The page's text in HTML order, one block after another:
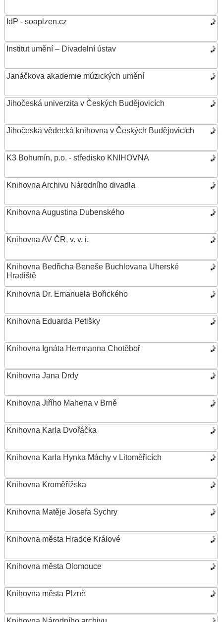
IdP - soaplzen.cz
Institut umění – Divadelní ústav
Janáčkova akademie múzických umění
Jihočeská univerzita v Českých Budějovicích
Jihočeská vědecká knihovna v Českých Budějovicích
K3 Bohumín, p.o. - středisko KNIHOVNA
Knihovna Archivu Národního divadla
Knihovna Augustina Dubenského
Knihovna AV ČR, v. v. i.
Knihovna Bedřicha Beneše Buchlovana Uherské
Hradiště
Knihovna Dr. Emanuela Bořického
Knihovna Eduarda Petišky
Knihovna Ignáta Herrmanna Chotěboř
Knihovna Jana Drdy
Knihovna Jiřího Mahena v Brně
Knihovna Karla Dvořáčka
Knihovna Karla Hynka Máchy v Litoměřicích
Knihovna Kroměřížska
Knihovna Matěje Josefa Sychry
Knihovna města Hradce Králové
Knihovna města Olomouce
Knihovna města Plzně